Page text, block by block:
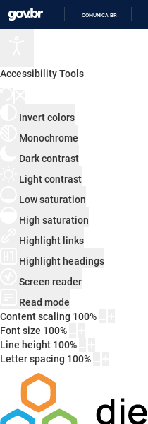
COMUNICA BR
Accessibility Tools
Invert colors
Monochrome
Dark contrast
Light contrast
Low saturation
High saturation
Highlight links
Highlight headings
Screen reader
Read mode
Content scaling 100%
Font size 100%
Line height 100%
Letter spacing 100%